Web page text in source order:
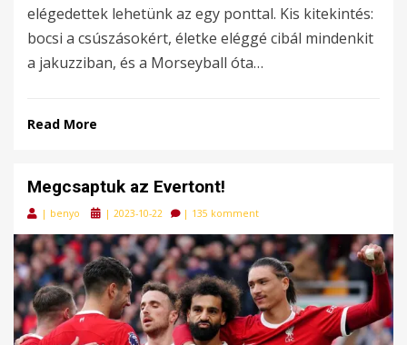
elégedettek lehetünk az egy ponttal. Kis kitekintés:
bocsi a csúszásokért, életke eléggé cibál mindenkit
a jakuzziban, és a Morseyball óta…
Read More
Megcsaptuk az Evertont!
| benyo
Posted
| 2023-10-22 | 135 komment